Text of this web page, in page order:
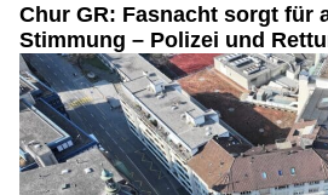
Chur GR: Fasnacht sorgt für
Stimmung – Polizei und